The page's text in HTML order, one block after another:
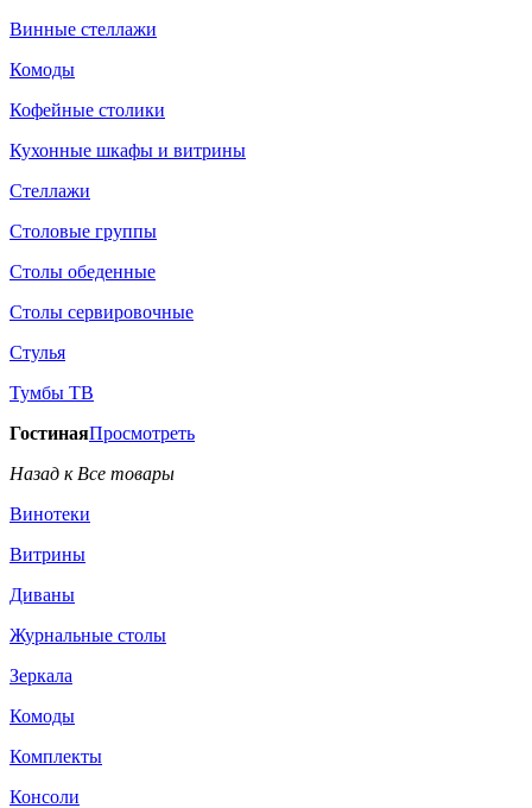
Винные стеллажи
Комоды
Кофейные столики
Кухонные шкафы и витрины
Стеллажи
Столовые группы
Столы обеденные
Столы сервировочные
Стулья
Тумбы ТВ
ГостинаяПросмотреть
Назад к Все товары
Винотеки
Витрины
Диваны
Журнальные столы
Зеркала
Комоды
Комплекты
Консоли